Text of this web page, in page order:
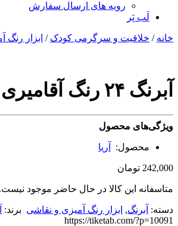
رویه های ارسال سفارش
لَب پَر
خانه / خلاقیت و سرگرمی کودک / ابزار
آبرنگ ۲۴ رنگ آقامیری
ویژگی‌های محصول
محصول: آریا
242,000 تومان
متاسفانه این کالا در حال حاضر موجود
دسته: آبرنگ, ابزار رنگ آمیزی و نقاشی برند:
https://tiketab.com/?p=10091